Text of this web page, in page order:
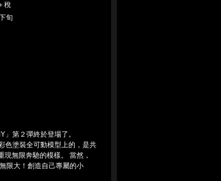
稅
旬
第２彈終於登場了。
色塗裝全可動模型上的，是共
無限奔馳的模樣。 當然，
限大！創造自己專屬的小